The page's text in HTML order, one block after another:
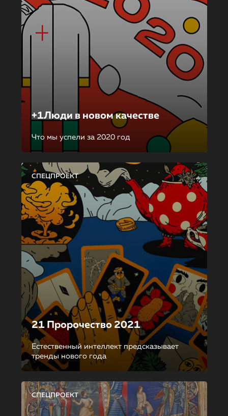
+1Люди в новом качестве
Что мы успели за 2020 год
СПЕЦПРОЕКТ
21 Пророчество 2021
Естественный интеллект предсказывает
тренды нового года
СПЕЦПРОЕКТ